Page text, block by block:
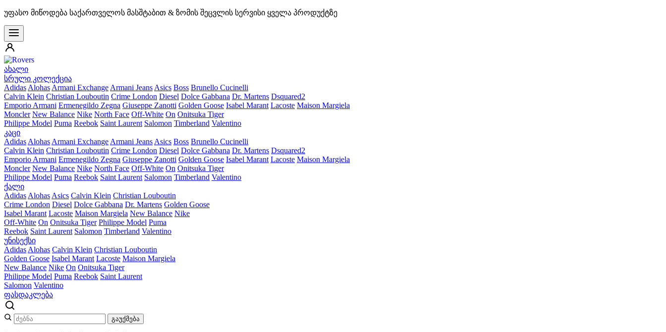
უფასო მიწოდება საქართველოს მასშტაბით & ზომის შეცვლის სერვისი ყველა პროდუქტზე
ახალი
სრული კოლექცია
Adidas Alohas Armani Exchange Armani Jeans Asics Boss Brunello Cucinelli
Calvin Klein Christian Louboutin Crime London Diesel Dolce Gabbana Dr. Martens Dsquared2
Emporio Armani Ermenegildo Zegna Giuseppe Zanotti Golden Goose Isabel Marant Lacoste Maison Margiela
Moncler New Balance Nike North Face Off-White On Onitsuka Tiger
Philippe Model Puma Reebok Saint Laurent Salomon Timberland Valentino
კაცი
Adidas Alohas Armani Exchange Armani Jeans Asics Boss Brunello Cucinelli
Calvin Klein Christian Louboutin Crime London Diesel Dolce Gabbana Dr. Martens Dsquared2
Emporio Armani Ermenegildo Zegna Giuseppe Zanotti Golden Goose Isabel Marant Lacoste Maison Margiela
Moncler New Balance Nike North Face Off-White On Onitsuka Tiger
Philippe Model Puma Reebok Saint Laurent Salomon Timberland Valentino
ქალი
Adidas Alohas Asics Calvin Klein Christian Louboutin
Crime London Diesel Dolce Gabbana Dr. Martens Golden Goose
Isabel Marant Lacoste Maison Margiela New Balance Nike
Off-White On Onitsuka Tiger Philippe Model Puma
Reebok Saint Laurent Salomon Timberland Valentino
უნისექსი
Adidas Alohas Calvin Klein Christian Louboutin
Golden Goose Isabel Marant Lacoste Maison Margiela
New Balance Nike On Onitsuka Tiger
Philippe Model Puma Reebok Saint Laurent
Salomon Valentino
ფასდაკლება
გაუქმება